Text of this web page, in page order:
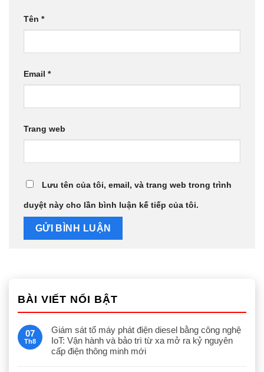
Tên *
Email *
Trang web
Lưu tên của tôi, email, và trang web trong trình
duyệt này cho lần bình luận kế tiếp của tôi.
BÀI VIẾT NỔI BẬT
07
Th8
Giám sát tổ máy phát điện diesel bằng công nghệ
IoT: Vận hành và bảo trì từ xa mở ra kỷ nguyên
cấp điện thông minh mới